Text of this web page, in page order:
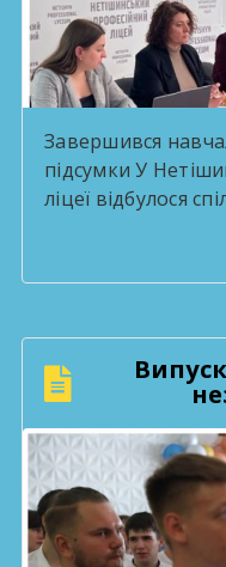
Завершився
підсумки У
ліцеї відбулося
2025/2026
поділилися
та окреслили
навчальний рік.
озирнутися на
скільки цінного
зусиллями